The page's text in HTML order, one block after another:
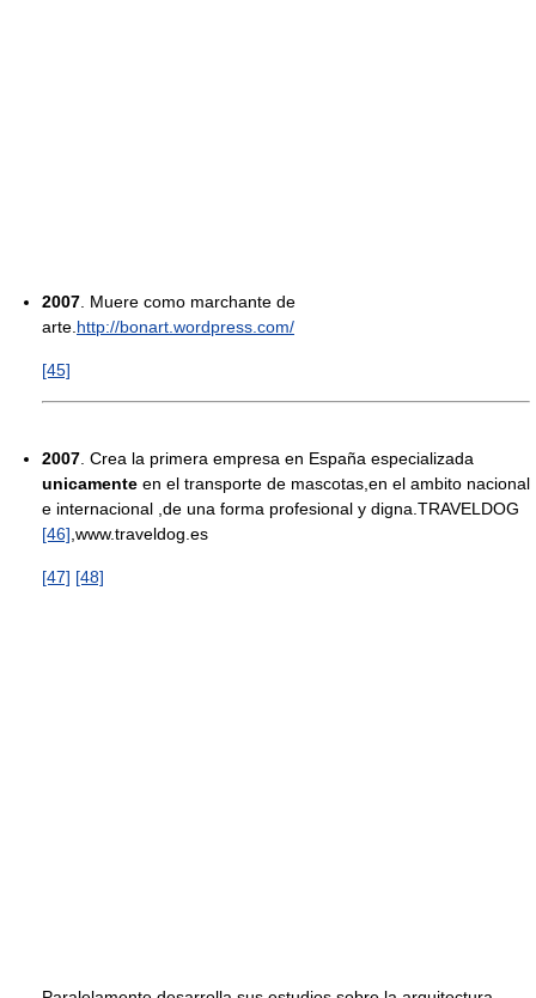
2007 . Muere como marchante de
arte. http://bonart.wordpress.com/
[45]
2007 . Crea la primera empresa en España especializada
unicamente en el transporte de mascotas,en el ambito nacional
e internacional ,de una forma profesional y digna.TRAVELDOG
[46] ,www.traveldog.es
[47] [48]